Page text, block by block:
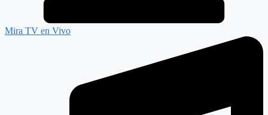
Mira TV en Vivo